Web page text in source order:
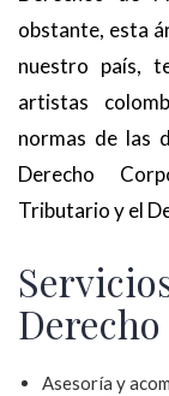
obstante, esta
nuestro país,
artistas
normas de las
Derecho
Tributario y el
Asesoría y